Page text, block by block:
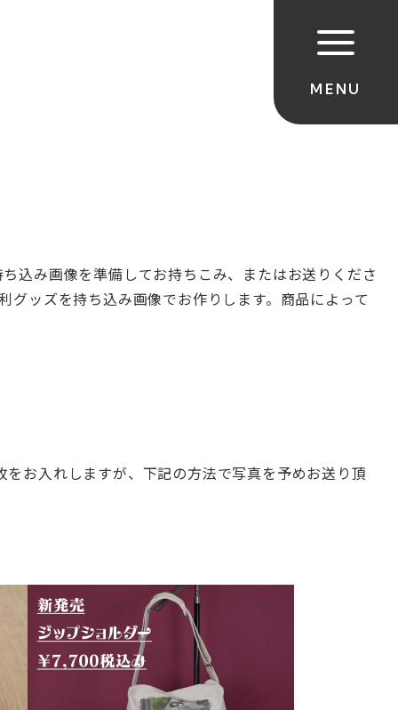
込み画像を準備してお持ちこみ、 またはお送りくださ
グッズを持ち込み画像でお作りします。 商品によって
をお入れしますが、 下記の方法で写真を予めお送り頂